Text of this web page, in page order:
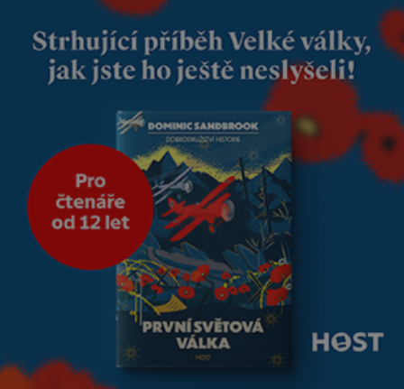
nás dali dohromady, Toník byl
dobře zaopatřený mladý muž.
Manželství nám oběma moc
nesvědčilo, brzy jsme zjistili, že